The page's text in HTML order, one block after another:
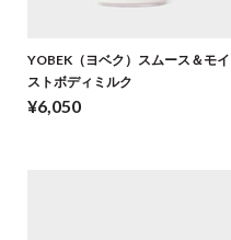
YOBEK（ヨベク）スムース＆モイ
ストボディミルク
¥6,050